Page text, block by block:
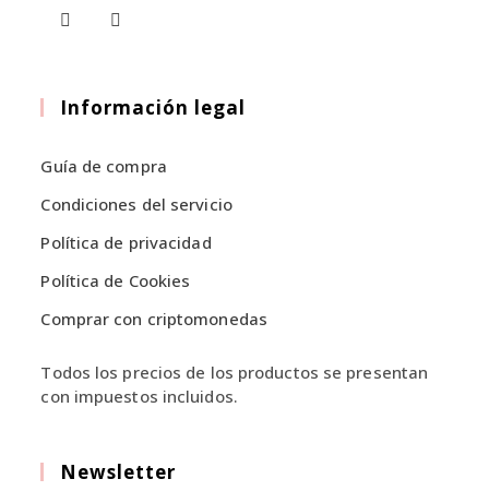
Información legal
Guía de compra
Condiciones del servicio
Política de privacidad
Política de Cookies
Comprar con criptomonedas
Todos los precios de los productos se presentan
con impuestos incluidos.
Newsletter